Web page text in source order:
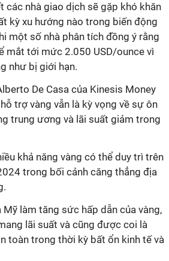
các nhà giao dịch sẽ gặp khó khăn
kỳ xu hướng nào trong biến động
một số nhà phân tích đồng ý rằng
mắt tới mức 2.050 USD/ounce vì
như bị giới hạn.
De Casa của Kinesis Money
trợ vàng vẫn là kỳ vọng về sự ôn
trung ương và lãi suất giảm trong
khả năng vàng có thể duy trì trên
trong bối cảnh căng thẳng địa
làm tăng sức hấp dẫn của vàng,
lãi suất và cũng được coi là
toàn trong thời kỳ bất ổn kinh tế và